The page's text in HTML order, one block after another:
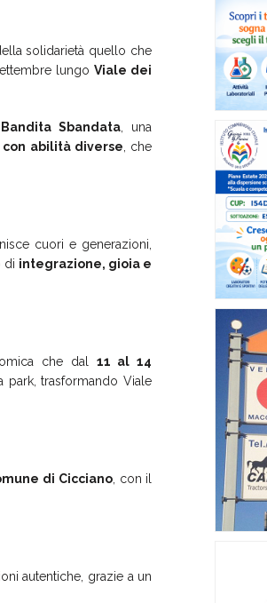
solidarietà quello che
lungo Viale dei
Bandita Sbandata , una
con abilità diverse , che
cuori e generazioni,
di integrazione, gioia e
che dal 11 al 14
park, trasformando Viale
di Cicciano, con il
autentiche, grazie a un